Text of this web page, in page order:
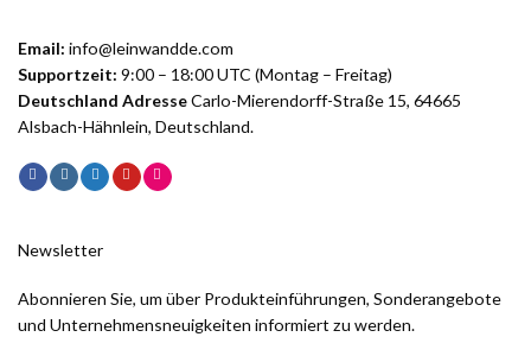
Email: info@leinwandde.com
Supportzeit: 9:00 – 18:00 UTC (Montag – Freitag)
Deutschland AdresseCarlo-Mierendorff-Straße 15, 64665
Alsbach-Hähnlein, Deutschland.
Newsletter
Abonnieren Sie, um über Produkteinführungen, Sonderangebote
und Unternehmensneuigkeiten informiert zu werden.